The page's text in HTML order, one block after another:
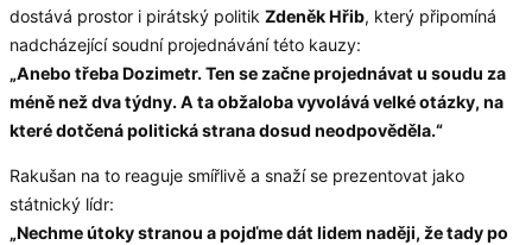
dostává prostor i pirátský politik Zdeněk Hřib, který připomíná
nadcházející soudní projednávání této kauzy:
„Anebo třeba Dozimetr. Ten se začne projednávat u soudu za
méně než dva týdny. A ta obžaloba vyvolává velké otázky, na
které dotčená politická strana dosud neodpověděla.“
Rakušan na to reaguje smířlivě a snaží se prezentovat jako
státnický lídr:
„Nechme útoky stranou a pojďme dát lidem naději, že tady po